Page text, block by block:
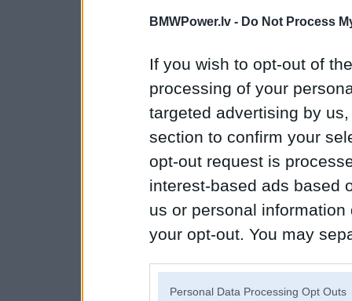
BMWPower.lv - Do Not Process
If you wish to opt-out of
processing of your
targeted advertising by
section to confirm your
opt-out request is
interest-based ads based
us or personal
your opt-out. You may
Personal Data Processing Opt Outs